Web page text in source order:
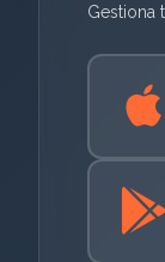
Gestiona